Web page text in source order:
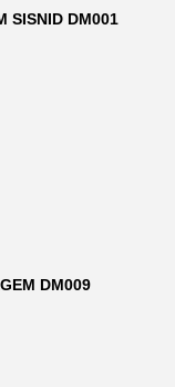
SISNID DM001
DM009